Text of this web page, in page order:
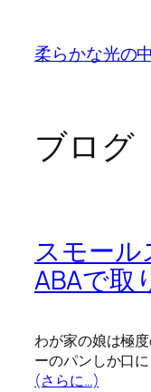
柔らかな光の
ブログ
スモール
ABAで取
わが家の娘は極
ーのパンしか口に
(さらに…)